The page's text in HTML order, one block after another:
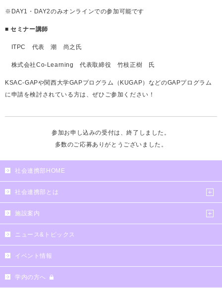
※DAY1・DAY2のみオンラインでの参加可能です
■ セミナー講師
ITPC 代表 潮 尚之氏
株式会社Co-Learning 代表取締役 竹枝正樹 氏
KSAC-GAPや関西大学GAPプログラム（KUGAP）などのGAPプログラム
に申請を検討されている方は、ぜひご参加ください！
参加お申し込みの受付は、終了しました。
多数のご応募ありがとうございました。
社会連携部HOME
社会連携部とは
施設案内
ニュース&トピックス
イベント情報
学内の方へ